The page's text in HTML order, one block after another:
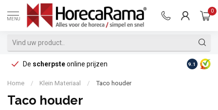
MENU
0
De scherpsteonline prijzen Op
9.1
Home / Klein Materiaal / Taco houder
Taco houder